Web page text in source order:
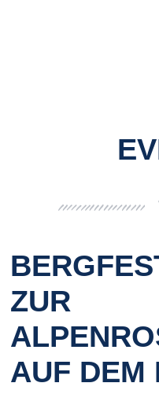
ZUR
AUF DEM